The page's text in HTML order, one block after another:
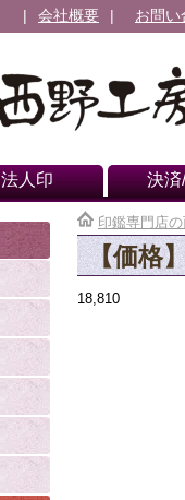
会社概要 お問い
法人印 決済
印鑑専門店
【価格
18,810